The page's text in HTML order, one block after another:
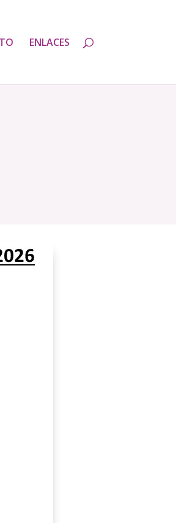
ENLACES